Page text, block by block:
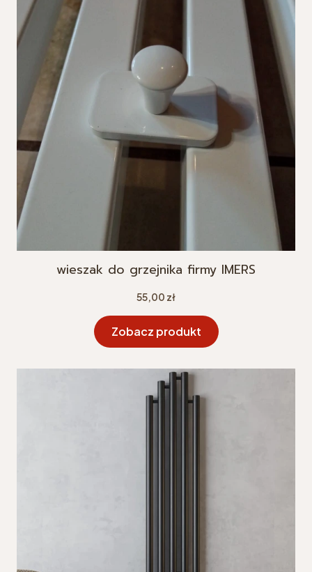
wieszak do grzejnika firmy IMERS
Cena
55,00 zł
Zobacz produkt